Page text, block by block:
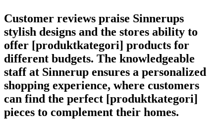
Customer reviews praise Sinnerups
stylish designs and the stores ability to
offer [produktkategori] products for
different budgets. The knowledgeable
staff at Sinnerup ensures a personalized
shopping experience, where customers
can find the perfect [produktkategori]
pieces to complement their homes.